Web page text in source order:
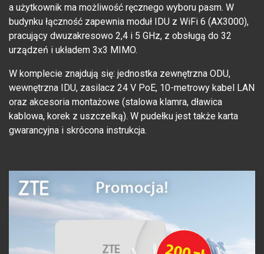
a użytkownik ma możliwość ręcznego wyboru pasm. W
budynku łączność zapewnia moduł IDU z WiFi 6 (AX3000),
pracujący dwuzakresowo 2,4 i 5 GHz, z obsługą do 32
urządzeń i układem 3x3 MIMO.
W komplecie znajdują się: jednostka zewnętrzna ODU,
wewnętrzna IDU, zasilacz 24 V PoE, 10-metrowy kabel LAN
oraz akcesoria montażowe (stalowa klamra, dławica
kablowa, korek z uszczelką). W pudełku jest także karta
gwarancyjna i skrócona instrukcja.